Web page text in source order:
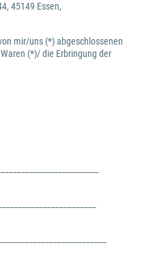
45149 Essen,
mir/uns (*) abgeschlossenen
(*)/ die Erbringung der